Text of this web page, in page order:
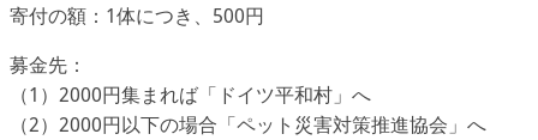
寄付の額：1体につき、500円
募金先：
（1）2000円集まれば「ドイツ平和村」へ
（2）2000円以下の場合「ペット災害対策推進協会」へ